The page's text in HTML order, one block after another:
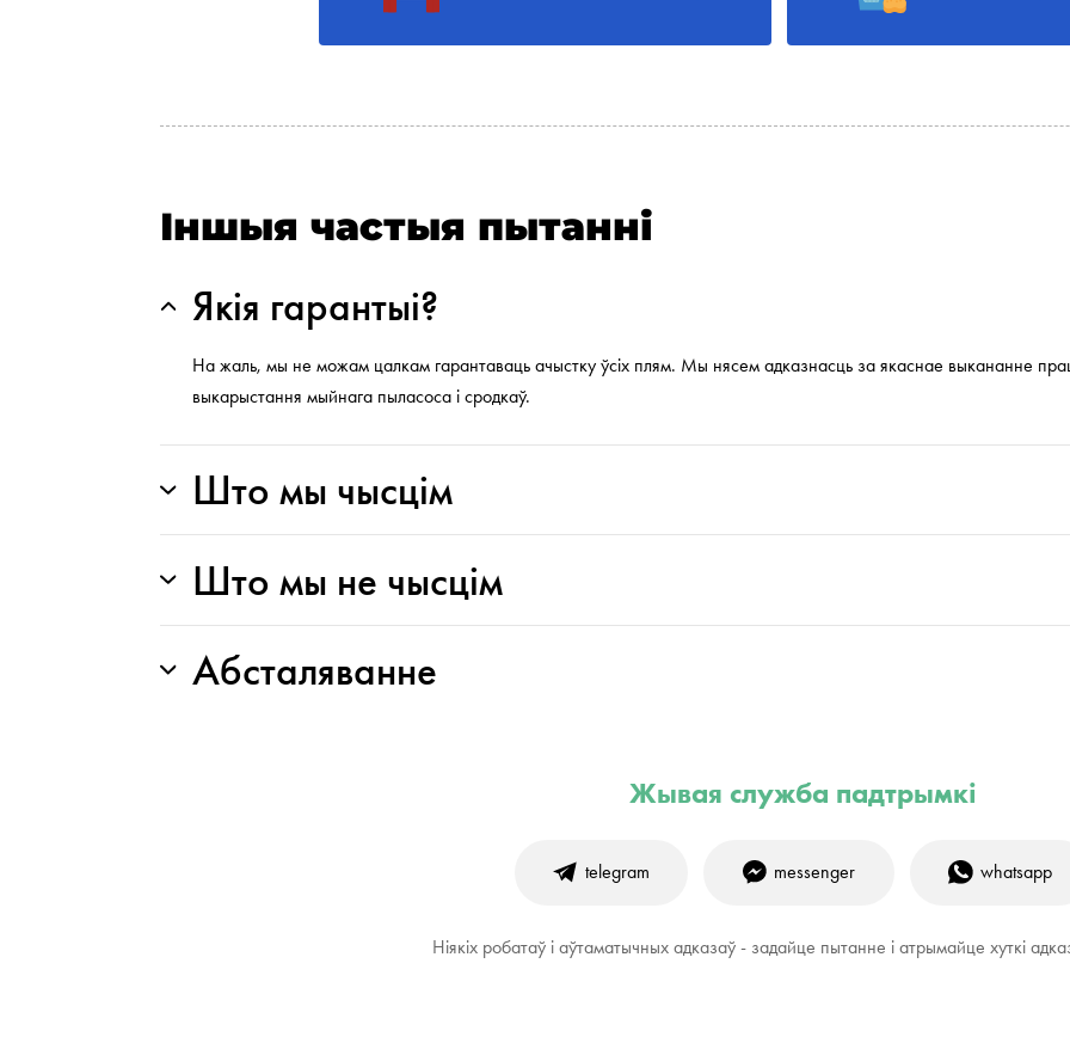
Іншыя частыя пытанні
Якія гарантыі?
На жаль, мы не можам цалкам гарантаваць ачыстку ўсіх плям. Мы нясем адказнасць за якаснае выкананне
выкарыстання мыйнага пыласоса і сродкаў.
Што мы чысцім
Што мы не чысцім
Абсталяванне
Жывая служба падтрымкі
telegram messenger whatsapp
Ніякіх робатаў і аўтаматычных адказаў - задайце пытанне і атрымайце хуткі